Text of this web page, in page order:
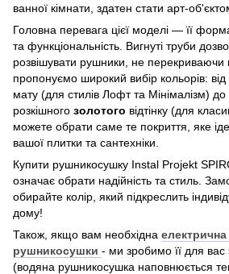
ванної кімнати, здатен стати арт-
Головна перевага цієї моделі — її
та функціональність. Вигнуті труби
розвішувати рушники, не перекриваючи
пропонуємо широкий вибір кольорів:
мату (для стилів Лофт та Мінімалізм) до
розкішного золотого відтінку (для
можете обрати саме те покриття, яке
вашої плитки та сантехніки.
Купити рушникосушку Instal Projekt
означає обрати надійність та стиль.
обирайте колір, який підкреслить
дому!
Також, якщо вам необхідна електрична
рушникосушки - ми зробимо її для вас
(водяна рушникосушка наповнюється